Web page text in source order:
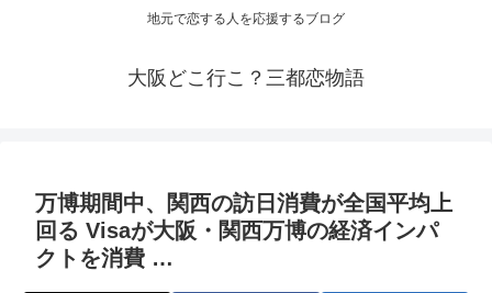
地元で恋する人を応援するブログ
大阪どこ行こ？三都恋物語
万博期間中、関西の訪日消費が全国平均上
回る Visaが大阪 ・関西万博の経済インパ
クトを消費 …